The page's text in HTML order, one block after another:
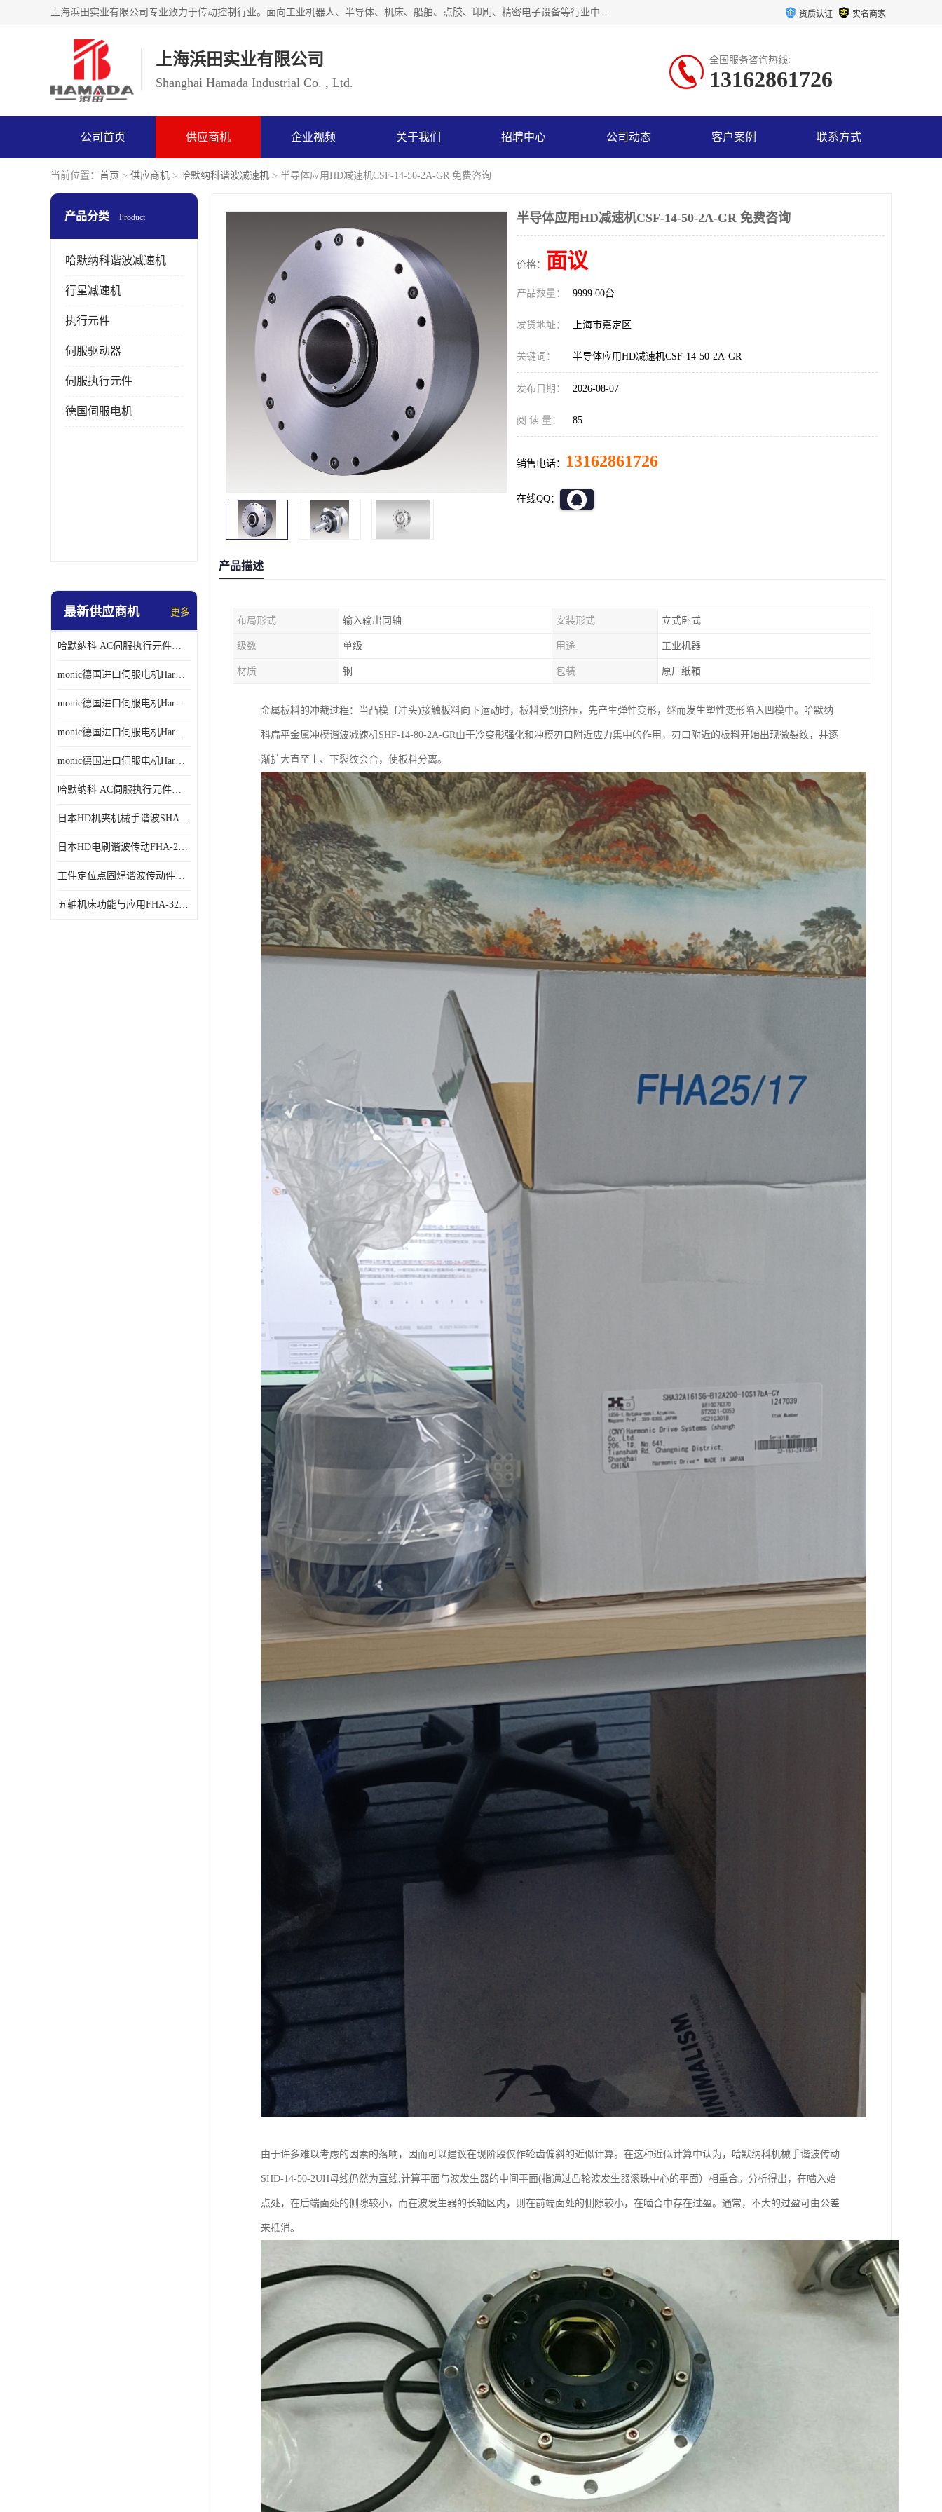
上海浜田实业有限公司专业致力于传动控制行业。面向工业机器人、半导体、机床、船舶、点胶、印刷、精密电子设备等行业中的运动控制技术。为日本哈默纳科（HarmonicDrive简称HD）中国地区定代理商，其生产的HarmonicDrive谐波减速机，具有轻量、小型、传动效率高、减速范围广、精度高等特点，被广泛应用于各种传动系统中。完善的技术，完善的售后，让您的选择无后顾之忧，欢迎您的来电洽谈！ 资质认证 实名商家
上海浜田实业有限公司
Shanghai Hamada Industrial Co. , Ltd.
全国服务咨询热线:
13162861726
公司首页 供应商机 企业视频 关于我们 招聘中心 公司动态 客户案例 联系方式
当前位置： 首页 > 供应商机 > 哈默纳科谐波减速机 > 半导体应用HD减速机CSF-14-50-2A-GR 免费咨询
产品分类 Product
哈默纳科谐波减速机
行星减速机
执行元件
伺服驱动器
伺服执行元件
德国伺服电机
最新供应商机 更多
哈默纳科 AC伺服执行元件扁平型SHA系列 议价
monic德国进口伺服电机Har中国总代理单价
monic德国进口伺服电机Har中国总代理代理
monic德国进口伺服电机Har中国总代理公司
monic德国进口伺服电机Har中国总代理供应
哈默纳科 AC伺服执行元件扁平型SHA系列
日本HD机夹机械手谐波SHA32A120CG-B12B
日本HD电刷谐波传动FHA-25C-50-E250-C
工件定位点固焊谐波传动件哈默纳科CSF-45-100-2UH
五轴机床功能与应用FHA-32C-50-US250
半导体应用HD减速机CSF-14-50-2A-GR 免费咨询
价格： 面议
产品数量： 9999.00台
发货地址： 上海市嘉定区
关键词： 半导体应用HD减速机CSF-14-50-2A-GR
发布日期： 2026-08-07
阅 读 量： 85
销售电话： 13162861726
在线QQ：
产品描述
布局形式 输入输出同轴 安装形式 立式卧式
级数 单级 用途 工业机器
材质 钢 包装 原厂纸箱
金属板料的冲裁过程：当凸模〔冲头)接触板料向下运动时，板料受到挤压，先产生弹性变形，继而发生塑性变形陷入凹模中。哈默纳
科扁平金属冲模谐波减速机SHF-14-80-2A-GR由于冷变形强化和冲模刃口附近应力集中的作用，刃口附近的板料开始出现微裂纹，并逐
渐扩大直至上、下裂纹会合，使板料分离。
由于许多难以考虑的因素的落响，因而可以建议在现阶段仅作轮齿偏斜的近似计算。在这种近似计算中认为，哈默纳科机械手谐波传动
SHD-14-50-2UH母线仍然为直线,计算平面与波发生器的中间平面(指通过凸轮波发生器滚珠中心的平面）相重合。分析得出，在啮入始
点处，在后端面处的侧隙较小，而在波发生器的长轴区内，则在前端面处的侧隙较小，在啮合中存在过盈。通常，不大的过盈可由公差
来抵消。